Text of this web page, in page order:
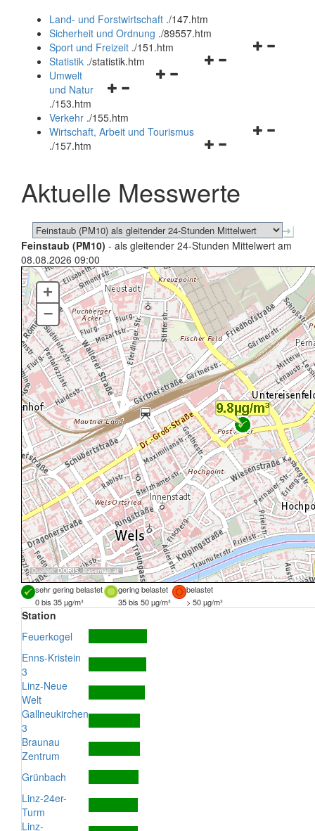
und
schließen
Land- und Forstwirtschaft ./147.htm
Sicherheit und Ordnung ./89557.htm
Navigationsmenü
Sport und Freizeit ./151.htm
Navigationsmenü
Statistik ./statistik.htm
Navigationsmenü
und
schließen
Umwelt
und Natur
./153.htm
Verkehr ./155.htm
Navigationsmenü
schließen
Wirtschaft, Arbeit und Tourismus
./157.htm
Aktuelle Messwerte
Feinstaub (PM10) - als gleitender 24-Stunden Mittelwert am
08.08.2026 09:00
Quellen: DORIS, basemap.at
+
–
sehr gering belastet gering belastet
belastet
0 bis 35 µg/m³
35 bis 50 µg/m³ > 50 µg/m³
Station
Feuerkogel
Enns-Kristein
3
Linz-Neue
Welt
Gallneukirchen
3
Braunau
Zentrum
Grünbach
Linz-24er-
Turm
Linz-